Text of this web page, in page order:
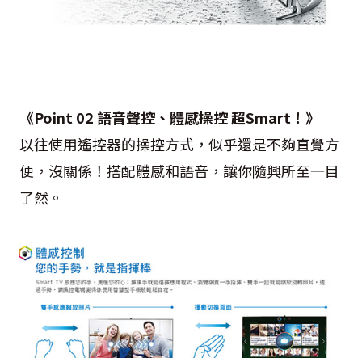
《Point 02 語音聲控、體感操控 超Smart！》
以往使用遙控器的操控方式，似乎還是不夠直覺方
便，沒關係！搭配體感和語音，讓你隨興所至一目
了然。